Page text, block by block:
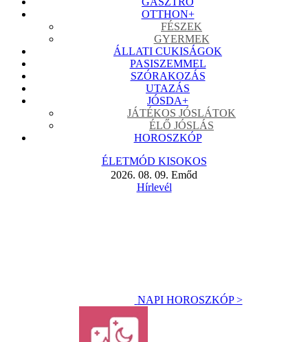
OTTHON+
FÉSZEK
GYERMEK
ÁLLATI CUKISÁGOK
PASISZEMMEL
SZÓRAKOZÁS
UTAZÁS
JÓSDA+
JÁTÉKOS JÓSLÁTOK
ÉLŐ JÓSLÁS
HOROSZKÓP
ÉLETMÓD KISOKOS
2026. 08. 09. Emőd
Hírlevél
NAPI HOROSZKÓP >